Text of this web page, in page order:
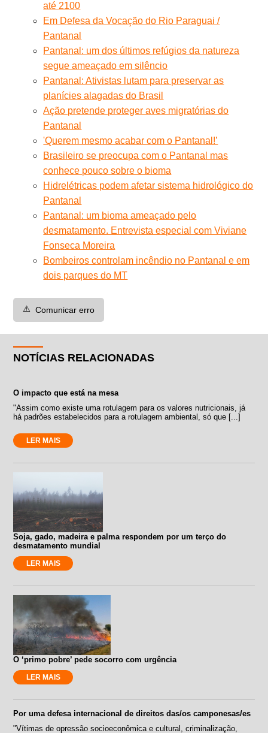
até 2100
Em Defesa da Vocação do Rio Paraguai /
Pantanal
Pantanal: um dos últimos refúgios da natureza
segue ameaçado em silêncio
Pantanal: Ativistas lutam para preservar as
planícies alagadas do Brasil
Ação pretende proteger aves migratórias do
Pantanal
'Querem mesmo acabar com o Pantanal!’
Brasileiro se preocupa com o Pantanal mas
conhece pouco sobre o bioma
Hidrelétricas podem afetar sistema hidrológico do
Pantanal
Pantanal: um bioma ameaçado pelo
desmatamento. Entrevista especial com Viviane
Fonseca Moreira
Bombeiros controlam incêndio no Pantanal e em
dois parques do MT
⚠️ Comunicar erro
NOTÍCIAS RELACIONADAS
O impacto que está na mesa
"Assim como existe uma rotulagem para os valores nutricionais, já
há padrões estabelecidos para a rotulagem ambiental, só que [...]
LER MAIS
Soja, gado, madeira e palma respondem por um terço do
desmatamento mundial
LER MAIS
O ‘primo pobre’ pede socorro com urgência
LER MAIS
Por uma defesa internacional de direitos das/os camponesas/es
"Vítimas de opressão socioeconômica e cultural, criminalização,